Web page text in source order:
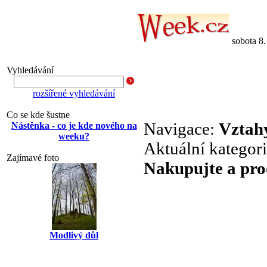
sobota
Vyhledávání
rozšířené vyhledávání
Co se kde šustne
Nástěnka - co je kde nového na
weeku?
Zajímavé foto
Modlivý důl
Navigace:
Aktuální
Nakupujte a